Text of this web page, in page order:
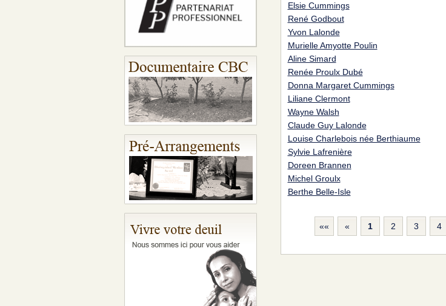
Elsie Cummings
René Godbout
Yvon Lalonde
Murielle Amyotte Poulin
Aline Simard
Renée Proulx Dubé
Donna Margaret Cummings
Liliane Clermont
Wayne Walsh
Claude Guy Lalonde
Louise Charlebois née Berthiaume
Sylvie Lafrenière
Doreen Brannen
Michel Groulx
Berthe Belle-Isle
«« « 1 2 3 4